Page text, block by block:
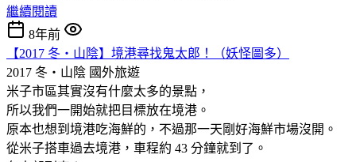
繼續閱讀
8年前
【2017 冬‧山陰】境港尋找鬼太郎！（妖怪圖多）
2017 冬‧山陰 國外旅遊
米子市區其實沒有什麼太多的景點，
所以我們一開始就把目標放在境港。
原本也想到境港吃海鮮的，不過那一天剛好海鮮市場沒開。
從米子搭車過去境港，車程約 43 分鐘就到了。